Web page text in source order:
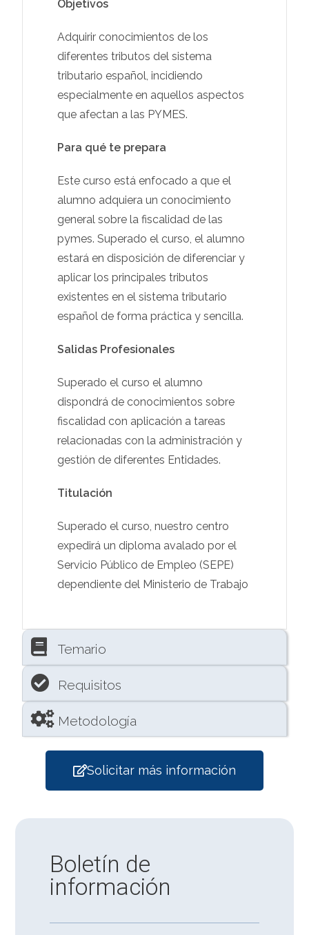
Objetivos
Adquirir conocimientos de los
diferentes tributos del sistema
tributario español, incidiendo
especialmente en aquellos aspectos
que afectan a las PYMES.
Para qué te prepara
Este curso está enfocado a que el
alumno adquiera un conocimiento
general sobre la fiscalidad de las
pymes. Superado el curso, el alumno
estará en disposición de diferenciar y
aplicar los principales tributos
existentes en el sistema tributario
español de forma práctica y sencilla.
Salidas Profesionales
Superado el curso el alumno
dispondrá de conocimientos sobre
fiscalidad con aplicación a tareas
relacionadas con la administración y
gestión de diferentes Entidades.
Titulación
Superado el curso, nuestro centro
expedirá un diploma avalado por el
Servicio Público de Empleo (SEPE)
dependiente del Ministerio de Trabajo
Temario
Requisitos
Metodología
Solicitar más información
Boletín de
información